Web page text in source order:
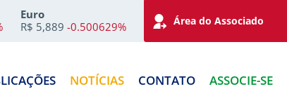
Euro
R$ 5,889 -0.500629% Área do Associado
NOTÍCIAS CONTATO ASSOCIE-SE